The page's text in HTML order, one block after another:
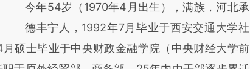
今年54岁（1970年4月出生），满族，河北承
德丰宁人，1992年7月毕业于西安交通大学社
硕士毕业于中央财政金融学院（中央财经大学前